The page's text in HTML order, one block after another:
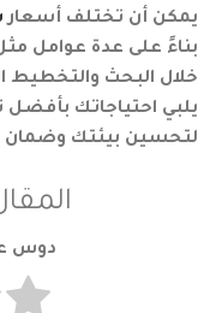
يمكن أن تختلف أسعار
بناءً على عدة عوامل
خلال البحث والتخطيط
يلبي احتياجاتك
لتحسين بيئتك وضمان
دوس